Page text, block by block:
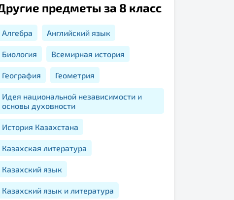
предметы за 8 класс
Алгебра Английский язык
Биология Всемирная история
География Геометрия
Идея национальной независимости и
основы духовности
История Казахстана
Казахская литература
Казахский язык
Казахский язык и литература